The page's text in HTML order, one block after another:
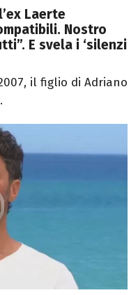
Laerte
Nostro
E svela i ‘silenzi
il figlio di Adriano